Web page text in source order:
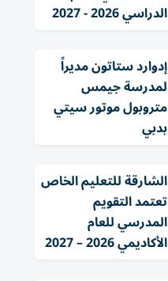
الدراسي 2026 - 2027
إدوارد ستاتون مديراً
لمدرسة جيمس
متروبول موتور سيتي
بدبي
الشارقة للتعليم الخاص
تعتمد التقويم
المدرسي للعام
الأكاديمي 2026 – 2027